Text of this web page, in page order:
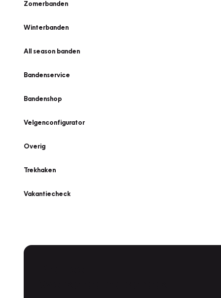
Zomerbanden
Winterbanden
All season banden
Bandenservice
Bandenshop
Velgenconfigurator
Overig
Trekhaken
Vakantiecheck